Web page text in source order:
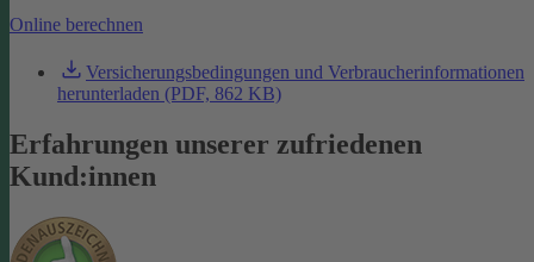
Online berechnen
Versicherungsbedingungen und Verbraucherinformationen
herunterladen (PDF, 862 KB)
Erfahrungen unserer zufriedenen
Kund:innen